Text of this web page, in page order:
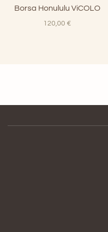
Borsa Honululu ViCOLO
120,00 €